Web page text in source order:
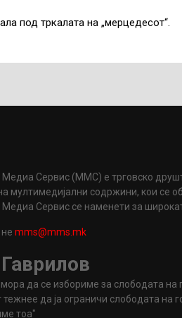
под тркалата на „мерцедесот“.
Сервис (ММС) е трговско
мултимедијални содржини, кои се
Сервис се наменети за
неmms@mms.mk
да се избориме за слободата на
тежнее да ја ограничи слободата
тоа"